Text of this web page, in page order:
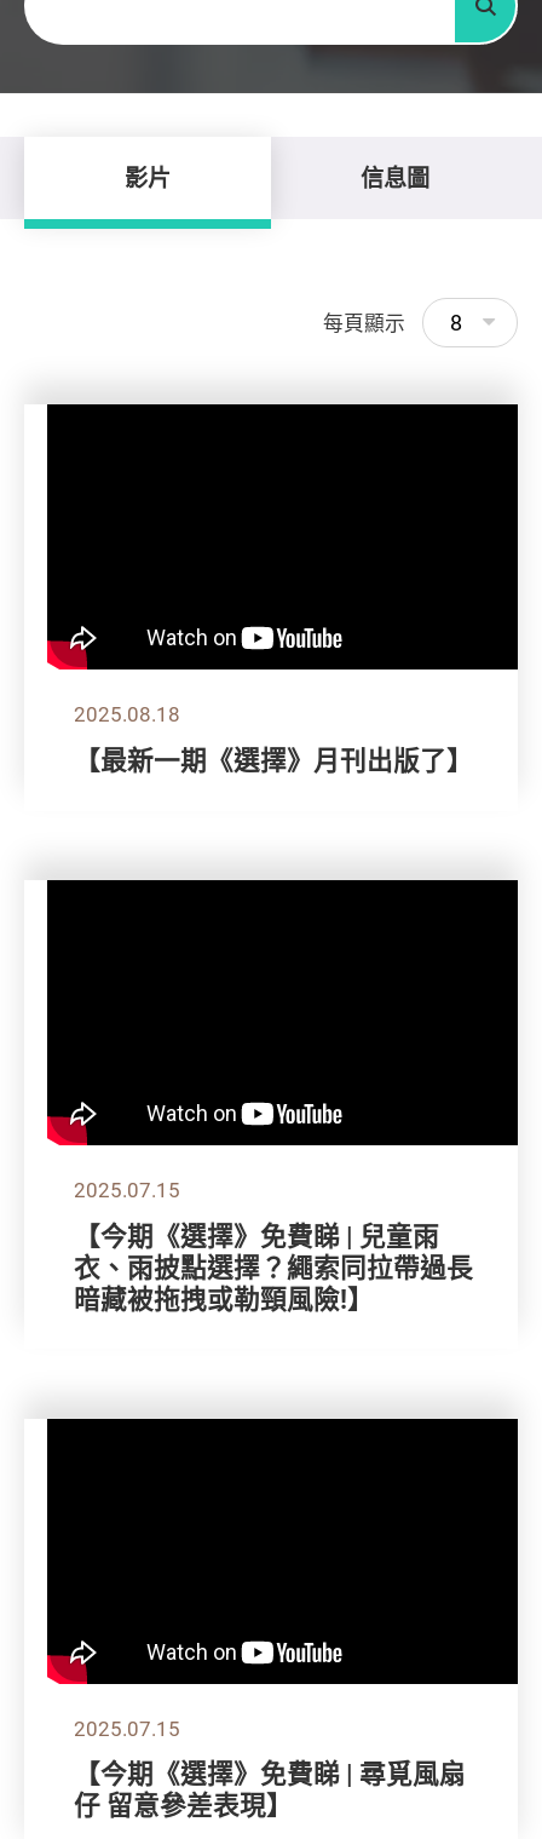
搜尋
影片 信息圖
每頁顯示 8
2025.08.18
【最新一期《選擇》月刊出版了】
2025.07.15
【今期《選擇》免費睇 | 兒童雨
衣、雨披點選擇？繩索同拉帶過長
暗藏被拖拽或勒頸風險!】
2025.07.15
【今期《選擇》免費睇 | 尋覓風扇
仔 留意參差表現】